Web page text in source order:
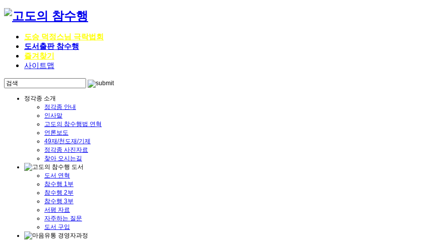
도승 덕정스님 극락법회
도서출판 참수행
즐겨찾기
사이트맵
정각종 소개
정각종 안내
인사말
고도의 참수행법 연혁
언론보도
49재/천도재/기제
정각종 사진자료
찾아 오시는길
도서 연혁
참수행 1부
참수행 2부
참수행 3부
서평 자료
자주하는 질문
도서 구입